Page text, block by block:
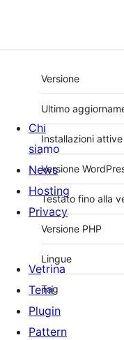
Meta
Versione
Ultimo
Installazioni attive
Versione
Testato fino alla
Versione PHP
Lingue
Tag
Chi
siamo
News
Hosting
Privacy
Vetrina
Temi
Plugin
Pattern